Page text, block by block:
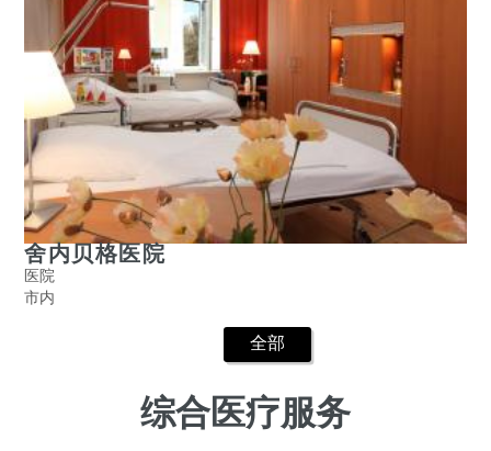
舍内贝格医院
医院
市内
全部
综合医疗服务